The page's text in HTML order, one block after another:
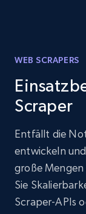
WEB SCRAPERS
Scraper
Entfällt die
entwickeln
große
Sie
Scraper-APIs